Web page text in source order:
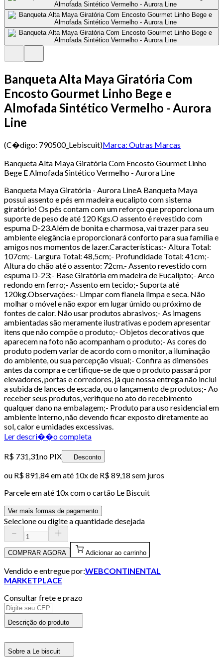
Banqueta Alta Maya Giratória Com
Encosto Gourmet Linho Bege e
Almofada Sintético Vermelho - Aurora
Line
(C�digo: 790500_Lebiscuit)Marca: Outras Marcas
Banqueta Alta Maya Giratória Com Encosto Gourmet Linho
Bege E Almofada Sintético Vermelho - Aurora Line
Banqueta Maya Giratória - Aurora LineA Banqueta Maya
possui assento e pés em madeira eucalipto com sistema
giratório! Os pés contam com um reforço que proporciona um
suporte de peso de até 120 Kgs.O assento é revestido com
espuma D-23.Além de bonita e charmosa, vai trazer para seu
ambiente elegância e proporcionará conforto para sua família e
amigos nos momentos de lazer.Características:- Altura Total:
107cm;- Largura Total: 48,5cm;- Profundidade Total: 41cm;-
Altura do chão até o assento: 72cm.- Assento revestido com
espuma D-23;- Base Giratória em madeira de Eucalipto;- Arco
redondo em ferro;- Assento em tecido;- Suporta até
120kg.Observações:- Limpar com flanela limpa e seca. Não
molhar o móvel e não expor em lugar úmido ou próximo de
fontes de calor. Não usar produtos abrasivos;- As imagens
ambientadas são meramente ilustrativas e podem apresentar
itens que não compõe o produto;- Objetos decorativos que
aparecem na foto não acompanham o produto;- As cores do
produto podem variar de acordo com o monitor, a iluminação
do ambiente, ou sua percepção visual;- Confira as dimensões
antes da compra e certifique-se de que o produto passará por
elevadores, portas e corredores, já que nossa entrega não inclui
a subida de lances de escada, ou o lançamento de produtos;- Ao
receber seus produtos, verifique no ato do recebimento
qualquer dano na embalagem;- Produto para uso residencial em
ambiente interno, não devendo ficar exposto diretamente ao
sol, calor e umidades excessivas.
Ler descri��o completa
R$ 731,31no PIX Desconto
ou R$ 891,84em até 10x de R$ 89,18 sem juros
Parcele em até 10x com o cartão Le Biscuit
Ver mais formas de pagamento
Selecione ou digite a quantidade desejada
COMPRAR AGORA Adicionar ao carrinho
Vendido e entregue por:WEBCONTINENTAL
MARKETPLACE
Consultar frete e prazo
Descrição do produto
Sobre a Le biscuit